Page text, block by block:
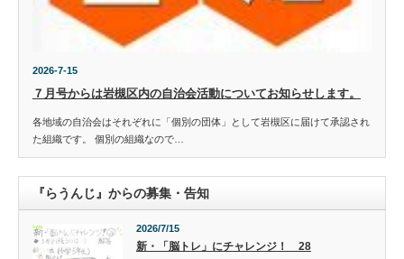
2026-7-15
７月号からは岩槻区内の自治会活動についてお知らせします。
各地域の自治会はそれぞれに「個別の団体」として岩槻区に届けて承認され
た組織です。 個別の組織なので…
『らうんじ』からの募集・告知
2026/7/15
新・「脳トレ」にチャレンジ！ 28